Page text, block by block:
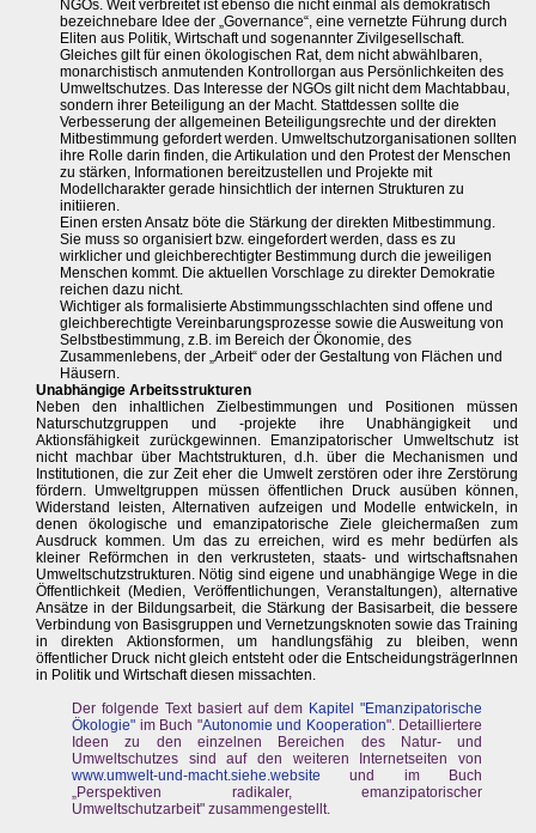
NGOs. Weit verbreitet ist ebenso die nicht einmal als demokratisch
bezeichnebare Idee der „Governance“, eine vernetzte Führung durch
Eliten aus Politik, Wirtschaft und sogenannter Zivilgesellschaft.
Gleiches gilt für einen ökologischen Rat, dem nicht abwählbaren,
monarchistisch anmutenden Kontrollorgan aus Persönlichkeiten des
Umweltschutzes. Das Interesse der NGOs gilt nicht dem Machtabbau,
sondern ihrer Beteiligung an der Macht. Stattdessen sollte die
Verbesserung der allgemeinen Beteiligungsrechte und der direkten
Mitbestimmung gefordert werden. Umweltschutzorganisationen sollten
ihre Rolle darin finden, die Artikulation und den Protest der Menschen
zu stärken, Informationen bereitzustellen und Projekte mit
Modellcharakter gerade hinsichtlich der internen Strukturen zu
initiieren.
Einen ersten Ansatz böte die Stärkung der direkten Mitbestimmung.
Sie muss so organisiert bzw. eingefordert werden, dass es zu
wirklicher und gleichberechtigter Bestimmung durch die jeweiligen
Menschen kommt. Die aktuellen Vorschlage zu direkter Demokratie
reichen dazu nicht.
Wichtiger als formalisierte Abstimmungsschlachten sind offene und
gleichberechtigte Vereinbarungsprozesse sowie die Ausweitung von
Selbstbestimmung, z.B. im Bereich der Ökonomie, des
Zusammenlebens, der „Arbeit“ oder der Gestaltung von Flächen und
Häusern.
Unabhängige Arbeitsstrukturen
Neben den inhaltlichen Zielbestimmungen und Positionen müssen
Naturschutzgruppen und -projekte ihre Unabhängigkeit und
Aktionsfähigkeit zurückgewinnen. Emanzipatorischer Umweltschutz ist
nicht machbar über Machtstrukturen, d.h. über die Mechanismen und
Institutionen, die zur Zeit eher die Umwelt zerstören oder ihre Zerstörung
fördern. Umweltgruppen müssen öffentlichen Druck ausüben können,
Widerstand leisten, Alternativen aufzeigen und Modelle entwickeln, in
denen ökologische und emanzipatorische Ziele gleichermaßen zum
Ausdruck kommen. Um das zu erreichen, wird es mehr bedürfen als
kleiner Reförmchen in den verkrusteten, staats- und wirtschaftsnahen
Umweltschutzstrukturen. Nötig sind eigene und unabhängige Wege in die
Öffentlichkeit (Medien, Veröffentlichungen, Veranstaltungen), alternative
Ansätze in der Bildungsarbeit, die Stärkung der Basisarbeit, die bessere
Verbindung von Basisgruppen und Vernetzungsknoten sowie das Training
in direkten Aktionsformen, um handlungsfähig zu bleiben, wenn
öffentlicher Druck nicht gleich entsteht oder die EntscheidungsträgerInnen
in Politik und Wirtschaft diesen missachten.
Der folgende Text basiert auf dem Kapitel "Emanzipatorische
Ökologie" im Buch "Autonomie und Kooperation". Detailliertere
Ideen zu den einzelnen Bereichen des Natur- und
Umweltschutzes sind auf den weiteren Internetseiten von
www.umwelt-und-macht.siehe.website und im Buch
„Perspektiven radikaler, emanzipatorischer
Umweltschutzarbeit" zusammengestellt.